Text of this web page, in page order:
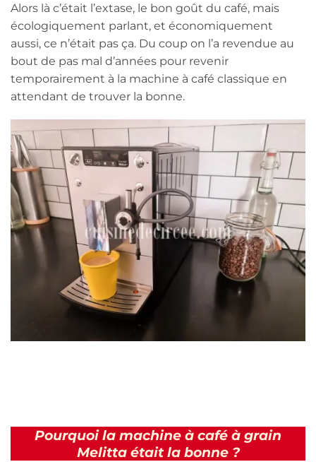
Alors là c’était l’extase, le bon goût du café, mais
écologiquement parlant, et économiquement
aussi, ce n’était pas ça. Du coup on l’a revendue au
bout de pas mal d’années pour revenir
temporairement à la machine à café classique en
attendant de trouver la bonne.
Pourquoi la machine à café à grain
Melitta était la bonne ?